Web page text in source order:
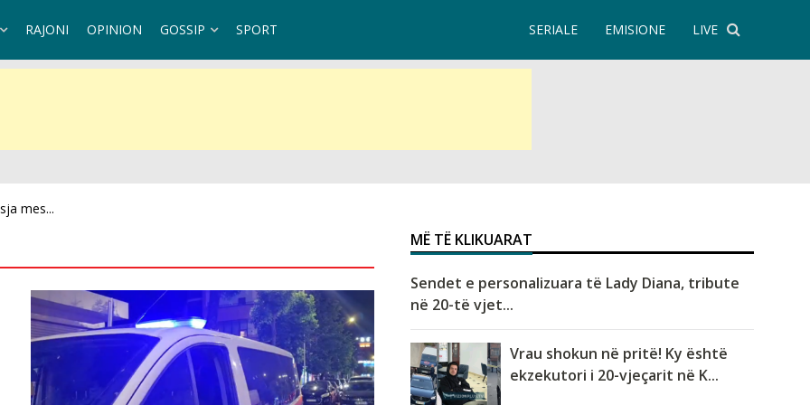
RAJONI OPINION GOSSIP SPORT LIVE
EMISIONE
SERIALE
në Krujë: Bilanci...
MË TË KLIKUARAT
Sendet e personalizuara të Lady Diana, tribute
në 20-të vjet...
Vrau shokun në pritë! Ky është
ekzekutori i 20-vjeçarit në K...